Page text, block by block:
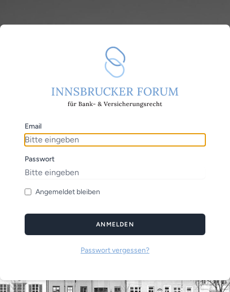
Email
Passwort
Angemeldet bleiben
ANMELDEN
Passwort vergessen?